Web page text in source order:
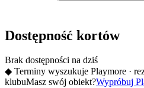
Dostępność kortów
Brak dostępności na dziś
◆ Terminy wyszukuje Playmore ·
klubuMasz swój obiekt?Wypróbuj